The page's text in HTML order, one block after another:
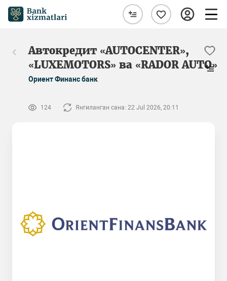
Автокредит «AUTOCENTER»,
«LUXEMOTORS» ва «RADOR AUTO»
Ориент Финанс банк
124 Янгиланган сана: 22 Jul 2026, 20:11